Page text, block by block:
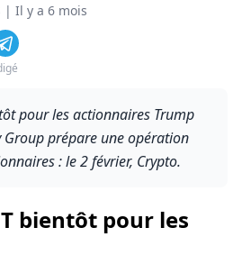
| Il y a 6 mois
pour les actionnaires Trump
Group prépare une opération
: le 2 février, Crypto.
bientôt pour les